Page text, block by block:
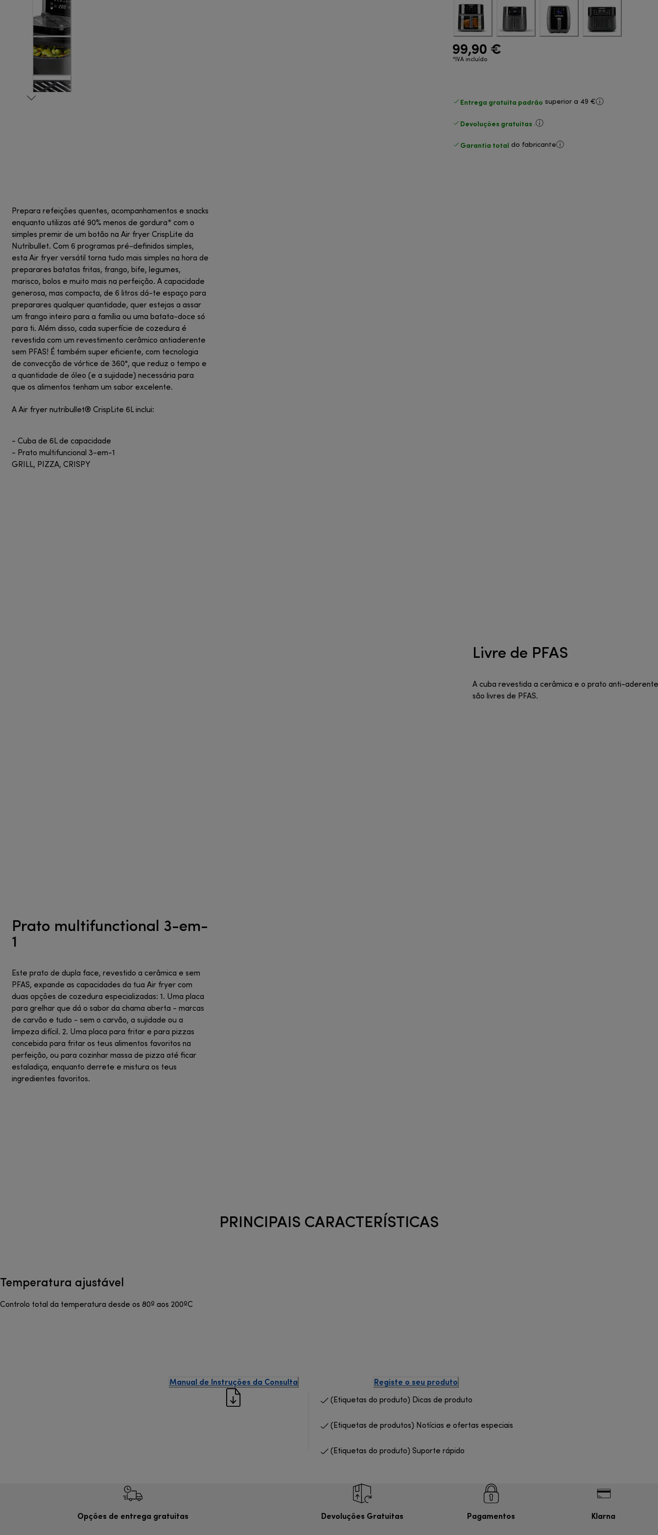
99,90 €
*IVA incluído
Entrega gratuita padrão superior a 49 €
Devoluções gratuitas .
Garantia total do fabricante
Prepara refeições quentes, acompanhamentos e snacks
enquanto utilizas até 90% menos de gordura* com o
simples premir de um botão na Air fryer CrispLite da
Nutribullet. Com 6 programas pré-definidos simples,
esta Air fryer versátil torna tudo mais simples na hora de
preparares batatas fritas, frango, bife, legumes,
marisco, bolos e muito mais na perfeição. A capacidade
generosa, mas compacta, de 6 litros dá-te espaço para
preparares qualquer quantidade, quer estejas a assar
um frango inteiro para a família ou uma batata-doce só
para ti. Além disso, cada superfície de cozedura é
revestida com um revestimento cerâmico antiaderente
sem PFAS! É também super eficiente, com tecnologia
de convecção de vórtice de 360°, que reduz o tempo e
a quantidade de óleo (e a sujidade) necessária para
que os alimentos tenham um sabor excelente.
A Air fryer nutribullet® CrispLite 6L inclui:
- Cuba de 6L de capacidade
- Prato multifuncional 3-em-1
GRILL, PIZZA, CRISPY
Livre de PFAS
A cuba revestida a cerâmica e o prato anti-aderente
são livres de PFAS.
Prato multifunctional 3-em-
1
Este prato de dupla face, revestido a cerâmica e sem
PFAS, expande as capacidades da tua Air fryer com
duas opções de cozedura especializadas: 1. Uma placa
para grelhar que dá o sabor da chama aberta - marcas
de carvão e tudo - sem o carvão, a sujidade ou a
limpeza difícil. 2. Uma placa para fritar e para pizzas
concebida para fritar os teus alimentos favoritos na
perfeição, ou para cozinhar massa de pizza até ficar
estaladiça, enquanto derrete e mistura os teus
ingredientes favoritos.
PRINCIPAIS CARACTERÍSTICAS
Temperatura ajustável
Controlo total da temperatura desde os 80º aos 200ºC
Manual de Instruções da Consulta Registe o seu produto
(Etiquetas do produto) Dicas de produto
(Etiquetas de produtos) Notícias e ofertas especiais
(Etiquetas do produto) Suporte rápido
Opções de entrega gratuitas Devoluções Gratuitas Pagamentos Klarna